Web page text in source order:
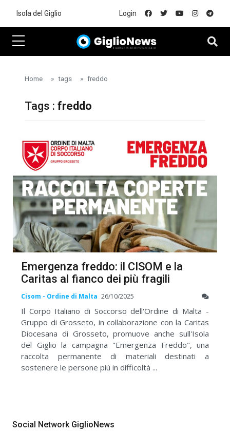
Isola del Giglio Login
Home tags freddo
Tags : freddo
Emergenza freddo: il CISOM e la
Caritas al fianco dei più fragili
Cisom - Ordine di Malta 26/10/2025
Il Corpo Italiano di Soccorso dell'Ordine di Malta -
Gruppo di Grosseto, in collaborazione con la Caritas
Diocesana di Grosseto, promuove anche sull'Isola
del Giglio la campagna "Emergenza Freddo", una
raccolta permanente di materiali destinati a
sostenere le persone più in difficoltà ...
Social Network GiglioNews